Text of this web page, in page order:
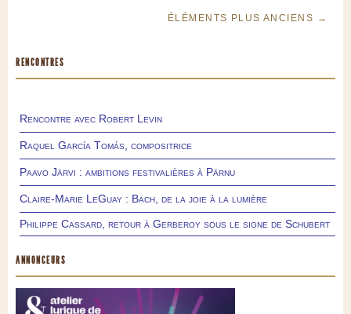
ÉLÉMENTS PLUS ANCIENS →
RENCONTRES
Rencontre avec Robert Levin
Raquel García Tomás, compositrice
Paavo Järvi : ambitions festivalières à Pärnu
Claire-Marie LeGuay : Bach, de la joie à la lumière
Philippe Cassard, retour à Gerberoy sous le signe de Schubert
ANNONCEURS